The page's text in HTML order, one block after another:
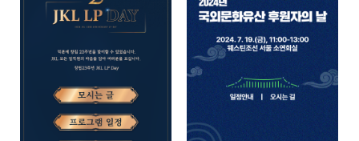
642
02-11
인바이트미